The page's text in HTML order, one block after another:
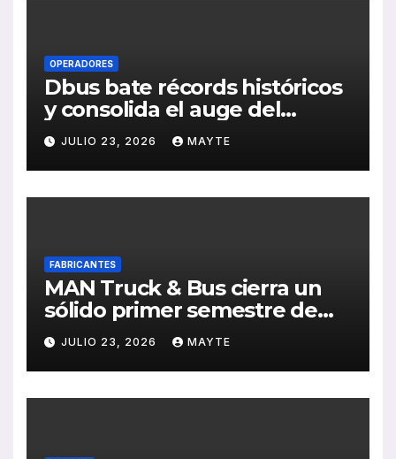
OPERADORES
Dbus bate récords históricos
y consolida el auge del
transporte público en San
Sebastián
JULIO 23, 2026 MAYTE
FABRICANTES
MAN Truck & Bus cierra un
sólido primer semestre de
2026 con crecimiento en
ventas, pedidos y
rentabilidad
JULIO 23, 2026 MAYTE